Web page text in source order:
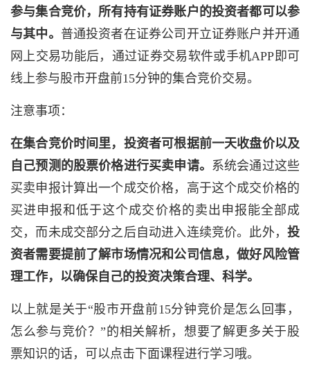
参与集合竞价，所有持有证券账户的投资者都可以参
与其中。 普通投资者在证券公司开立证券账户并开通
网上交易功能后，通过证券交易软件或手机APP即可
线上参与股市开盘前15分钟的集合竞价交易。
注意事项：
在集合竞价时间里，投资者可根据前一天收盘价以及
自己预测的股票价格进行买卖申请。
系统会通过这些
买卖申报计算出一个成交价格，高于这个成交价格的
买进申报和低于这个成交价格的卖出申报能全部成
交，而未成交部分之后自动进入连续竞价。此外， 投
资者需要提前了解市场情况和公司信息，做好风险管
理工作，以确保自己的投资决策合理、科学。
以上就是关于“股市开盘前15分钟竞价是怎么回事，
怎么参与竞价？”的相关解析，想要了解更多关于股
票知识的话，可以点击下面课程进行学习哦。